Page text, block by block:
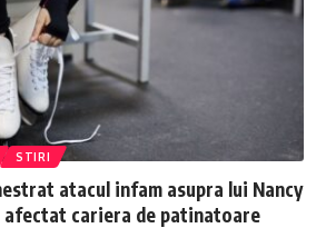
STIRI
atacul infam asupra lui Nancy
afectat cariera de patinatoare